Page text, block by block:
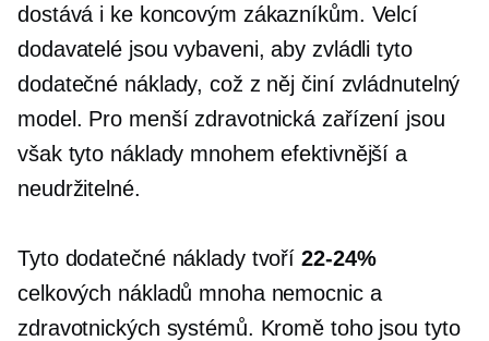
dostává i ke koncovým zákazníkům. Velcí
dodavatelé jsou vybaveni, aby zvládli tyto
dodatečné náklady, což z něj činí zvládnutelný
model. Pro menší zdravotnická zařízení jsou
však tyto náklady mnohem efektivnější a
neudržitelné.
Tyto dodatečné náklady tvoří22-24%
celkových nákladů mnoha nemocnic a
zdravotnických systémů. Kromě toho jsou tyto